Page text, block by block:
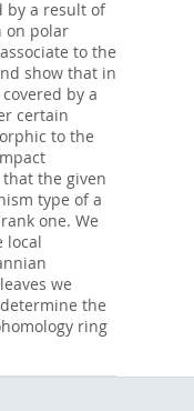
by a result of
on polar
to the
show that in
by a
certain
to the
the given
type of a
one. We
local
we
the
ring